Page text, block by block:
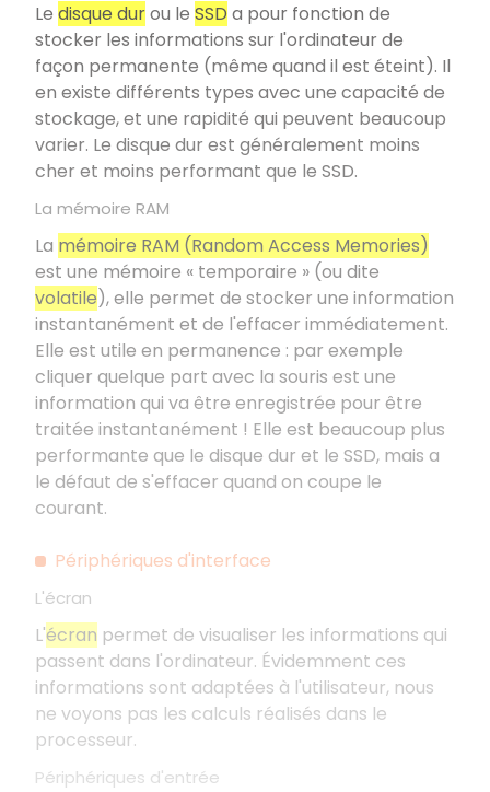
Le disque durou le SSD a pour fonction de
stocker les informations sur l'ordinateur de
façon permanente (même quand il est éteint). Il
en existe différents types avec une capacité de
stockage, et une rapidité qui peuvent beaucoup
varier. Le disque dur est généralement moins
cher et moins performant que le SSD.
La mémoire RAM
La mémoire RAM (Random Access Memories)
est une mémoire « temporaire » (ou dite
volatile), elle permet de stocker une information
instantanément et de l'effacer immédiatement.
Elle est utile en permanence : par exemple
cliquer quelque part avec la souris est une
information qui va être enregistrée pour être
traitée instantanément ! Elle est beaucoup plus
performante que le disque dur et le SSD, mais a
le défaut de s'effacer quand on coupe le
courant.
Périphériques d'interface
L'écran
L'écran permet de visualiser les informations qui
passent dans l'ordinateur. Évidemment ces
informations sont adaptées à l'utilisateur, nous
ne voyons pas les calculs réalisés dans le
processeur.
Périphériques d'entrée